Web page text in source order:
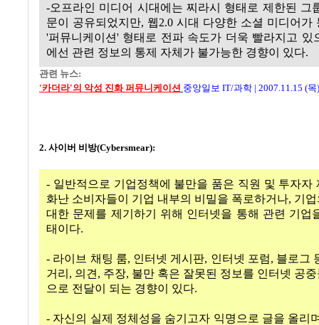
-오프라인 미디어 시대에는 찌라시 형태로 제한된 그
문이 공유되었지만, 웹2.0 시대 다양한 소셜 미디어가
'퍼뮤니케이션' 형태로 전파 속도가 더욱 빨라지고 있
에선 관련 정보의 통제 자체가 불가능한 경향이 있다.
관련 뉴스:
'카더라'의 악성 진화 퍼뮤니케이션 중앙일보 IT/과학 | 2007.11.15 (
2. 사이버 비방(Cybersmear):
- 일반적으로 기업정책에 불만을 품은 직원 및 투자자
화난 소비자들이 기업 내부의 비밀을 폭로하거나, 기
대한 문제를 제기하기 위해 인터넷을 통해 관련 기업
태이다.
- 라이브 채팅 룸, 인터넷 게시판, 인터넷 포럼, 블로그
거리, 의견, 주장, 불만 혹은 잘못된 정보를 인터넷 공
으로 전달이 되는 경향이 있다.
- 자신의 실제 정체성을 숨기고자 익명으로 글을 올리